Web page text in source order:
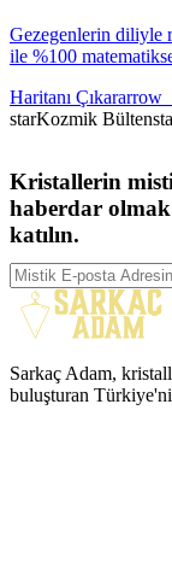
Gezegenlerin diliyle
ile %100
Haritanı Çıkar
starKozmik Bülten
Kristallerin
haberdar olmak
katılın.
Sarkaç Adam,
buluşturan